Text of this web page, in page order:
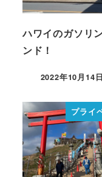
ハワイのガソリ
ンド！
2022年10月14日
プライ